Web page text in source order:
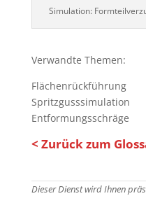
Simulation:
Verwandte Themen:
Flächenrückführung
Spritzgusssimulation
Entformungsschräge
< Zurück zum
Dieser Dienst wird Ihnen